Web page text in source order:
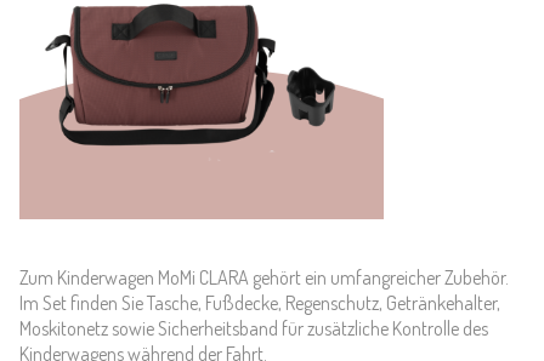
Zum Kinderwagen MoMi CLARA gehört ein umfangreicher Zubehör.
Im Set finden Sie Tasche, Fußdecke, Regenschutz, Getränkehalter,
Moskitonetz sowie Sicherheitsband für zusätzliche Kontrolle des
Kinderwagens während der Fahrt.